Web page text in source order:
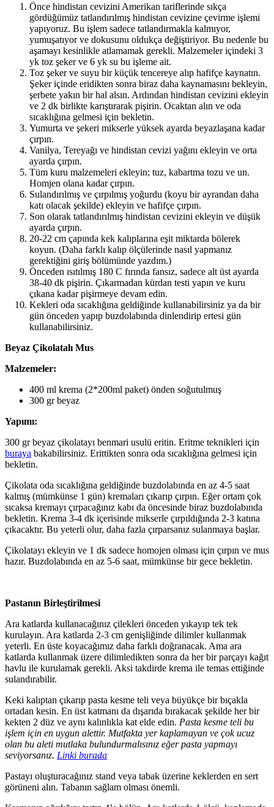
Önce hindistan cevizini Amerikan tariflerinde sıkça
gördüğümüz tatlandırılmış hindistan cevizine çevirme işlemi
yapıyoruz. Bu işlem sadece tatlandırmakla kalmıyor,
yumuşatıyor ve dokusunu oldukça değiştiriyor. Bu nedenle bu
aşamayı kesinlikle atlamamak gerekli. Malzemeler içindeki 3
yk toz şeker ve 6 yk su bu işleme ait.
Toz şeker ve suyu bir küçük tencereye alıp hafifçe kaynatın.
Şeker içinde eridikten sonra biraz daha kaynamasını bekleyin,
şerbete yakın bir hal alsın. Ardından hindistan cevizini ekleyin
ve 2 dk birlikte karıştırarak pişirin. Ocaktan alın ve oda
sıcaklığına gelmesi için bekletin.
Yumurta ve şekeri mikserle yüksek ayarda beyazlaşana kadar
çırpın.
Vanilya, Tereyağı ve hindistan cevizi yağını ekleyin ve orta
ayarda çırpın.
Tüm kuru malzemeleri ekleyin; tuz, kabartma tozu ve un.
Homjen olana kadar çırpın.
Sulandırılmış ve çırpılmış yoğurdu (koyu bir ayrandan daha
katı olacak şekilde) ekleyin ve hafifçe çırpın.
Son olarak tatlandırılmış hindistan cevizini ekleyin ve düşük
ayarda çırpın.
20-22 cm çapında kek kalıplarına eşit miktarda bölerek
koyun. (Daha farklı kalıp ölçülerinde nasıl yapmanız
gerektiğini giriş bölümünde yazdım.)
Önceden ısıtılmış 180 C fırında fansız, sadece alt üst ayarda
38-40 dk pişirin. Çıkarmadan kürdan testi yapın ve kuru
çıkana kadar pişirmeye devam edin.
Kekleri oda sıcaklığına geldiğinde kullanabilirsiniz ya da bir
gün önceden yapıp buzdolabında dinlendirip ertesi gün
kullanabilirsiniz.
Beyaz Çikolatalı Mus
Malzemeler:
400 ml krema (2*200ml paket) önden soğutulmuş
300 gr beyaz
Yapımı:
300 gr beyaz çikolatayı benmari usulü eritin. Eritme teknikleri için
buraya bakabilirsiniz. Erittikten sonra oda sıcaklığına gelmesi için
bekletin.
Çikolata oda sıcaklığına geldiğinde buzdolabında en az 4-5 saat
kalmış (mümkünse 1 gün) kremaları çıkarıp çırpın. Eğer ortam çok
sıcaksa kremayı çırpacağınız kabı da öncesinde biraz buzdolabında
bekletin. Krema 3-4 dk içerisinde mikserle çırpıldığında 2-3 katına
çıkacaktır. Bu yeterli olur, daha fazla çırparsanız sulanmaya başlar.
Çikolatayı ekleyin ve 1 dk sadece homojen olması için çırpın ve mus
hazır. Buzdolabında en az 5-6 saat, mümkünse bir gece bekletin.
Pastanın Birleştirilmesi
Ara katlarda kullanacağınız çilekleri önceden yıkayıp tek tek
kurulayın. Ara katlarda 2-3 cm genişliğinde dilimler kullanmak
yeterli. En üste koyacağımız daha farklı doğranacak. Ama ara
katlarda kullanmak üzere dilimledikten sonra da her bir parçayı kağıt
havlu ile kurulamak gerekli. Aksi takdirde krema ile temas ettiğinde
sulandırabilir.
Keki kalıptan çıkarıp pasta kesme teli veya büyükçe bir bıçakla
ortadan kesin. En üst katmanı da dışarıda bırakacak şekilde her bir
kekten 2 düz ve aynı kalınlıkla kat elde edin. Pasta kesme teli bu
işlem için en uygun alettir. Mutfakta yer kaplamayan ve çok ucuz
olan bu aleti mutlaka bulundurmalısınız eğer pasta yapmayı
seviyorsanız. Linki burada
Pastayı oluşturacağınız stand veya tabak üzerine keklerden en sert
görüneni alın. Tabanın sağlam olması önemli.